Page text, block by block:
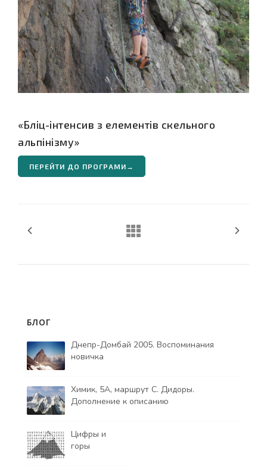
«Бліц-інтенсив з елементів скельного
альпінізму»
ПЕРЕЙТИ ДО ПРОГРАМИ→
БЛОГ
Днепр-Домбай 2005. Воспоминания
новичка
Химик, 5А, маршрут С. Дидоры.
Дополнение к описанию
Цифры и
горы